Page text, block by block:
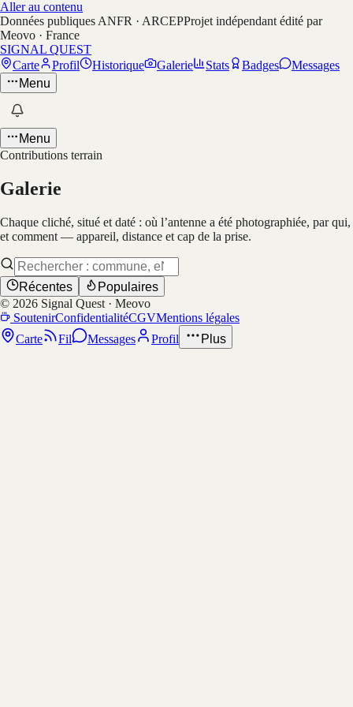
Aller au contenu
Données publiques ANFR · ARCEPProjet indépendant édité par
Meovo · France
SIGNAL QUEST
Carte
Profil Historique Galerie Stats Badges
Messages
Menu
Menu
Contributions terrain
Galerie
Chaque cliché, situé et daté : où l’antenne a été photographiée, par qui,
et comment — appareil, distance et cap de la prise.
Récentes
Populaires
© 2026 Signal Quest · Meovo
SoutenirConfidentialitéCGVMentions légales
Carte
Fil Messages Profil Plus